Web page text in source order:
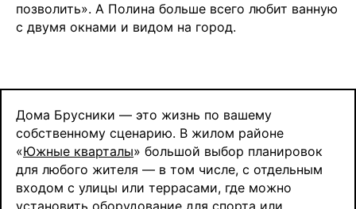
позволить». А Полина больше всего любит ванную
с двумя окнами и видом на город.
Дома Брусники — это жизнь по вашему
собственному сценарию. В жилом районе
«Южные кварталы» большой выбор планировок
для любого жителя — в том числе, с отдельным
входом с улицы или террасами, где можно
установить оборудование для спорта или